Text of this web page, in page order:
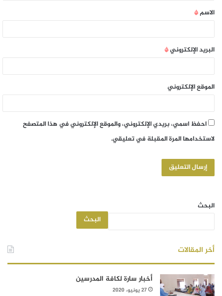
الاسم*
البريد الإلكتروني*
الموقع الإلكتروني
احفظ اسمي، بريدي الإلكتروني، والموقع الإلكتروني في هذا المتصفح
لاستخدامها المرة المقبلة في تعليقي.
البحث
البحث
أخر المقالات
أخبار سارة لكافة المدرسين
27 يونيو، 2020